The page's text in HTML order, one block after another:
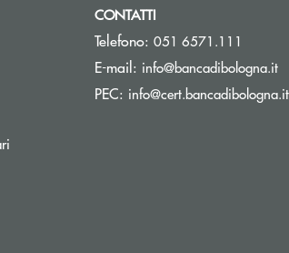
finestra
CONTATTI
Telefono: 051 6571.111
E-mail: info@bancadibologna.it
PEC: info@cert.bancadibologna.it